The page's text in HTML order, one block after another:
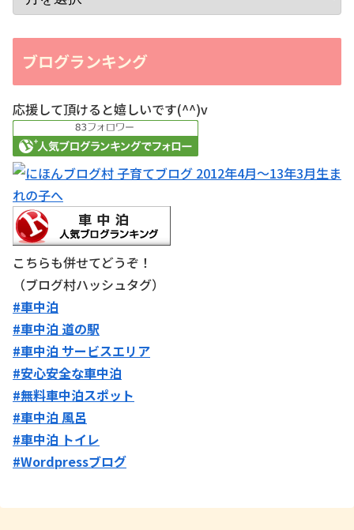
ブログランキング
応援して頂けると嬉しいです(^^)v
こちらも併せてどうぞ！
（ブログ村ハッシュタグ）
#車中泊
#車中泊 道の駅
#車中泊 サービスエリア
#安心安全な車中泊
#無料車中泊スポット
#車中泊 風呂
#車中泊 トイレ
#Wordpressブログ